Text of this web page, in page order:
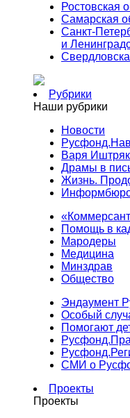
Ростовская
Самарская
Санкт-
и
Рубрики
Наши рубрики
Новости
Варя
Драмы в
Жизнь.
Помощь в
Мародеры
Медицина
Минздрав
Общество
Эндаумент
Особый
Помогают
СМИ о
Проекты
Проекты